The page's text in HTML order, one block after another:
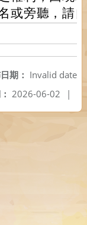
或旁聽，請
期： Invalid date
2026-06-02 |